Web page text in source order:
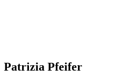
Patrizia Pfeifer